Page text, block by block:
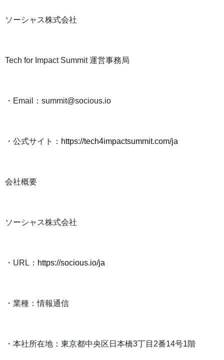
ソーシャス株式会社
Tech for Impact Summit 運営事務局
・Email：summit@socious.io
・公式サイト： https://tech4impactsummit.com/ja
会社概要
ソーシャス株式会社
・URL： https://socious.io/ja
・業種：情報通信
・本社所在地：東京都中央区日本橋3丁目2番14号1階